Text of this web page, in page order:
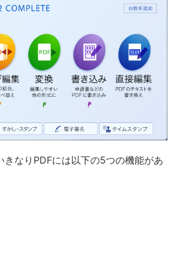
きなりPDFには以下の5つの機能があ